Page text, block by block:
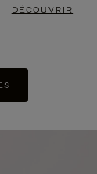
DÉCOUVRIR